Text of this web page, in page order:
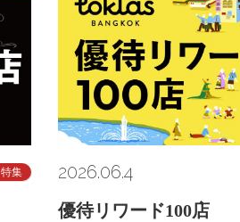
特集 2026.06.4
優待リワード100店